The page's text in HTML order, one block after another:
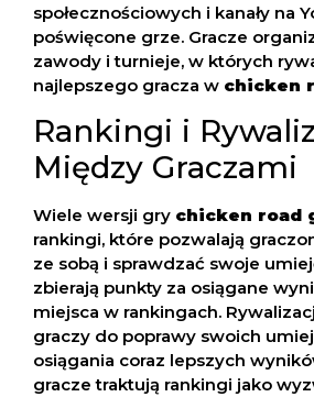
społecznościowych i kanały na
poświęcone grze. Gracze
zawody i turnieje, w których
najlepszego gracza w chicken
Rankingi i
Między Graczami
Wiele wersji gry chicken road
rankingi, które pozwalają
ze sobą i sprawdzać swoje
zbierają punkty za osiągane
miejsca w rankingach.
graczy do poprawy swoich
osiągania coraz lepszych
gracze traktują rankingi jako